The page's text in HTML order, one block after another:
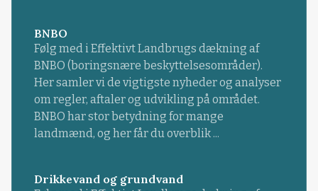
BNBO
Følg med i Effektivt Landbrugs dækning af
BNBO (boringsnære beskyttelsesområder).
Her samler vi de vigtigste nyheder og analyser
om regler, aftaler og udvikling på området.
BNBO har stor betydning for mange
landmænd, og her får du overblik ...
Drikkevand og grundvand